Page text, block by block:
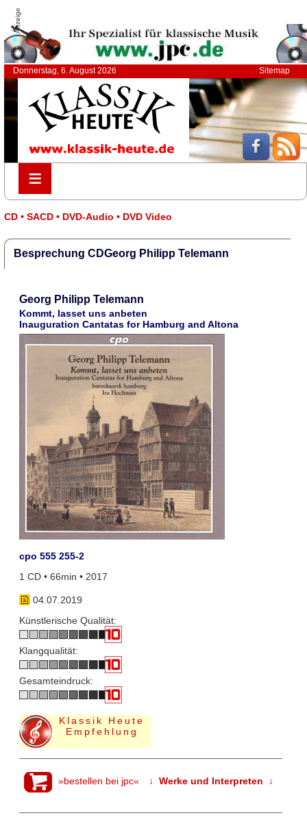
Anzeige
Donnerstag, 6. August 2026 Sitemap
≡
≡
CD • SACD • DVD-Audio • DVD Video
Besprechung CDGeorg Philipp Telemann
Georg Philipp Telemann
Kommt, lasset uns anbeten
Inauguration Cantatas for Hamburg and Altona
cpo 555 255-2
1 CD • 66min • 2017
04.07.2019
Künstlerische Qualität:
Klangqualität:
Gesamteindruck:
Klassik Heute
Empfehlung
»bestellen bei jpc« ↓ Werke und Interpreten ↓